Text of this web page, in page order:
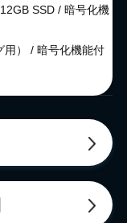
SSD / 暗号化機
用） / 暗号化機能付